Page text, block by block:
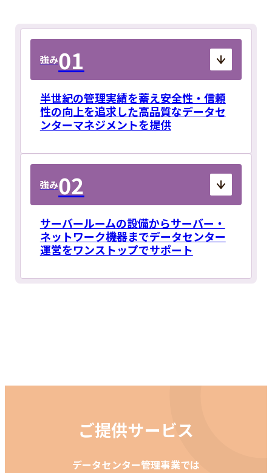
強み01
半世紀の管理実績を蓄え安全性・信頼
性の向上を追求した高品質なデータセ
ンターマネジメントを提供
強み02
サーバールームの設備からサーバー・
ネットワーク機器までデータセンター
運営をワンストップでサポート
ご提供サービス
データセンター管理事業では